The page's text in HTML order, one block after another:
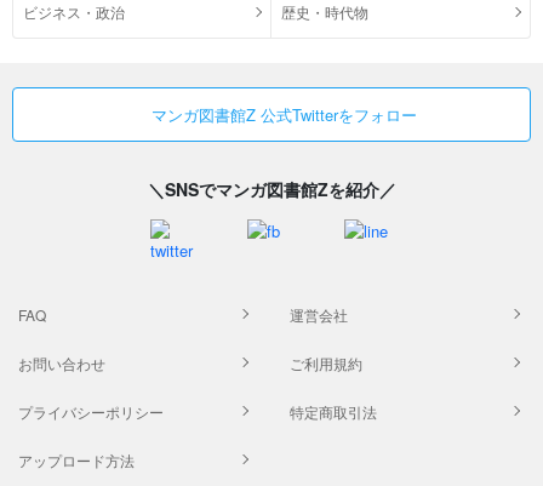
ビジネス・政治 歴史・時代物
マンガ図書館Z 公式Twitterをフォロー
＼SNSでマンガ図書館Zを紹介／
FAQ 運営会社
お問い合わせ ご利用規約
プライバシーポリシー 特定商取引法
アップロード方法